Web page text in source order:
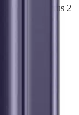
Glass Victus 2
pölyn- ja